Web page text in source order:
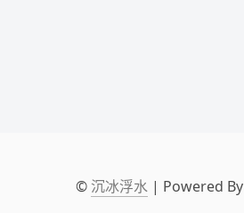
© 沉冰浮水| Powered By